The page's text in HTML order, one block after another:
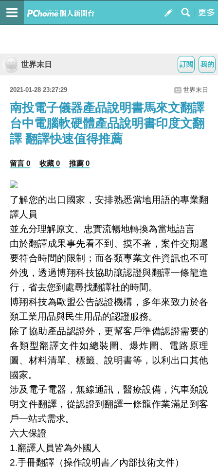
我的
訂閱
世界末日
2021-01-28 23:27:29 世界末日
南投電子儀器產品說明書馬來文翻譯
台中電腦軟硬體產品說明書印度文翻
譯 翻譯快速值得推薦
留言 0 收藏 0 推薦 0
了解您的出口國家，安排熟悉當地用語的專業翻
譯人員
並充分理解原文、忠實流暢地轉換為當地語言
由於翻譯成果事先看不到、摸不著，案件交期還
要符合時間的限制；而各類專業文件資訊也不可
外洩，透過博翔科技協助讓認證與翻譯一條龍進
行，省去您到處尋找翻譯社的時間。
博翔科技為歐盟公告認證機構，多年來致力於各
類工業用品與民生用品的認證服務。
除了協助產品認證外，更幫客戶準備認證需要的
各類型翻譯文件如總裝圖、爆炸圖、電路原理
圖、材料清單、標籤、說明書等，以利出口其他
國家。
涉及電子電器，無線通訊，醫療設備，汽車類說
明文件翻譯，從認證到翻譯一條龍作業滿足到客
戶一站式需求。
六大保證
1.翻譯人員皆為外國人
2.手冊翻譯（操作說明書／內部技術文件）